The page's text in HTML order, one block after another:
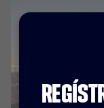
Entradas
Calendario
Jugadores
Junior
plusicon
más